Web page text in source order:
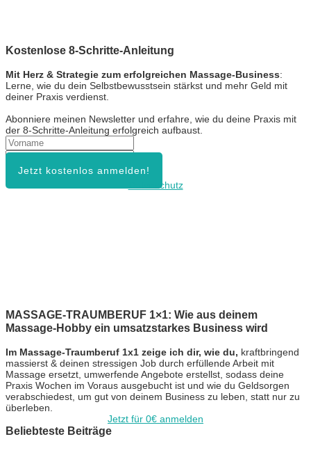
Kostenlose 8-Schritte-Anleitung
Mit Herz & Strategie zum erfolgreichen Massage-Business:
Lerne, wie du dein Selbstbewusstsein stärkst und mehr Geld mit
deiner Praxis verdienst.
Abonniere meinen Newsletter und erfahre, wie du deine Praxis mit
der 8-Schritte-Anleitung erfolgreich aufbaust.
Jetzt kostenlos anmelden!
Datenschutz
MASSAGE-TRAUMBERUF 1×1: Wie aus deinem
Massage-Hobby ein umsatzstarkes Business wird
Im Massage-Traumberuf 1x1 zeige ich dir, wie du, kraftbringend
massierst & deinen stressigen Job durch erfüllende Arbeit mit
Massage ersetzt, umwerfende Angebote erstellst, sodass deine
Praxis Wochen im Voraus ausgebucht ist und wie du Geldsorgen
verabschiedest, um gut von deinem Business zu leben, statt nur zu
überleben.
Jetzt für 0€ anmelden
Beliebteste Beiträge